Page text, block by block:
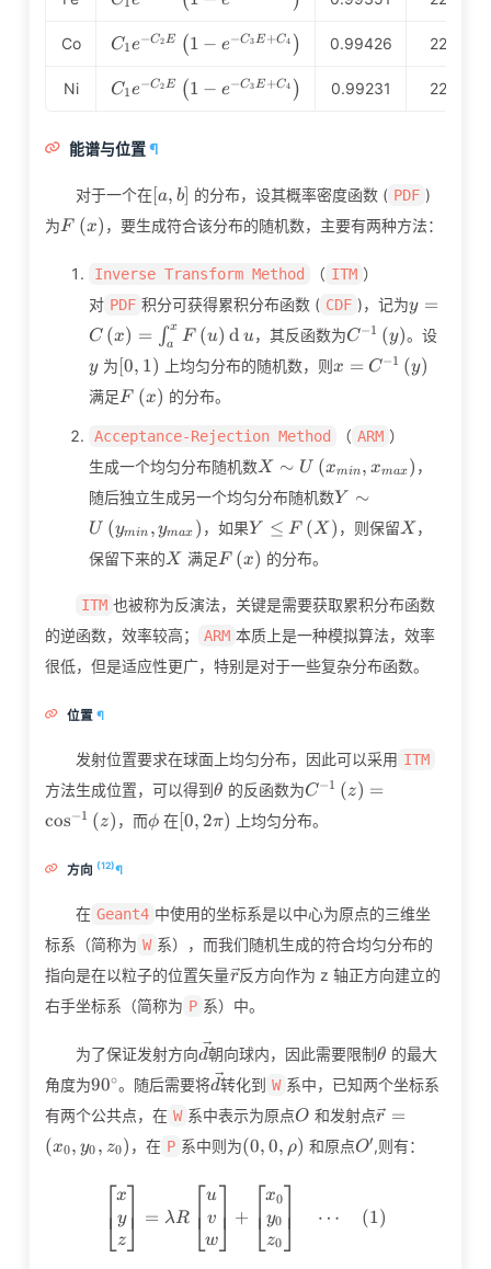
C_2E}\left(1-e^{-
C_3E+C_4}\right)
Co
C_1e^{-
C_2E}\left(1-e^{-
C_3E+C_4}\right)
C1e−C2E (1 − e−C3E+C4 ) 0.99426 220
Ni
C_1e^{-
C_2E}\left(1-e^{-
C1e−C2E (1 − e−C3E+C4 ) 0.99231 220
能谱与位置¶
对于一个在\left[a,b\right]
[a, b] 的分布，设其概率密度函数 ( PDF )
为 F\left(x\right)
F (x) ，要生成符合该分布的随机数，主要有两种方法：
Inverse Transform Method （ ITM ）
对 PDF 积分可获得累积分布函数 ( CDF )，记为
u
y =
C (x) = ∫a
x F (u) d u，其反函数为C^{-
C−1 (y)。设y
y 为\left[0,1\right)
[0, 1) 上均匀分布的随机数，则x=C^{-
x = C−1 (y)
满足 F\left(x\right)
F (x) 的分布。
Acceptance-Rejection Method （ ARM ）
生成一个均匀分布随机数X\sim
X ∼ U (xmin , xmax ) ，
随后独立生成另一个均匀分布随机数Y\sim
Y ∼
U (ymin , ymax ) ，如果Y\le
F\left(X\right)
Y ≤ F (X ) ，则保留 X
X ，
保留下来的 X
X 满足 F\left(x\right)
F (x) 的分布。
ITM 也被称为反演法，关键是需要获取累积分布函数
的逆函数，效率较高；
ARM 本质上是一种模拟算法，效率
很低，但是适应性更广，特别是对于一些复杂分布函数。
位置¶
发射位置要求在球面上均匀分布，因此可以采用 ITM
方法生成位置，可以得到\theta
θ 的反函数为C^{-
{\left(z\right)}
C−1 (z) =
cos−1 (z) ，而\phi
ϕ在\left[0,2\pi\right)
[0, 2π) 上均匀分布。
方向(12)¶
在 Geant4 中使用的坐标系是以中心为原点的三维坐
标系（简称为 W 系），而我们随机生成的符合均匀分布的
指向是在以粒子的位置矢量\vec{r}
r反方向作为 z 轴正方向建立的
右手坐标系（简称为 P 系）中。
为了保证发射方向\vec{d}
d朝向球内，因此需要限制\theta
θ 的最大
角度为90^\circ
90∘。随后需要将\vec{d}
d转化到 W 系中，已知两个坐标系
有两个公共点，在 W 系中表示为原点O
O 和发射点r =
(x0, y0 , z0) ，在 P 系中则为\left(0,0,\rho\right)
(0, 0, ρ) 和原点O^\prime
O′,则有：
⎣
⎢⎡x
y
z⎦⎥
⎤ = λR ⎣
⎢⎡u
v
w⎦⎥
⎤ + ⎣
⎢⎡x0
y0
z0⎦⎥
⎤ ⋯ (1)